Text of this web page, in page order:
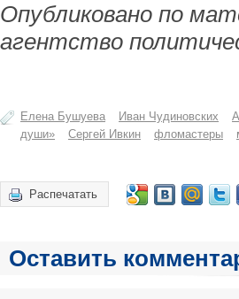
Опубликовано по
агентство
Елена Бушуева Иван Чудиновских
души»
Сергей Ивкин фломастеры
Распечатать
Оставить